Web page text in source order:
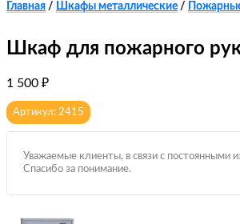
Главная / Шкафы металлические /
Шкаф для пожарного
1 500 ₽
Артикул: 2415
Уважаемые клиенты, в связи с постоянными
Спасибо за понимание.